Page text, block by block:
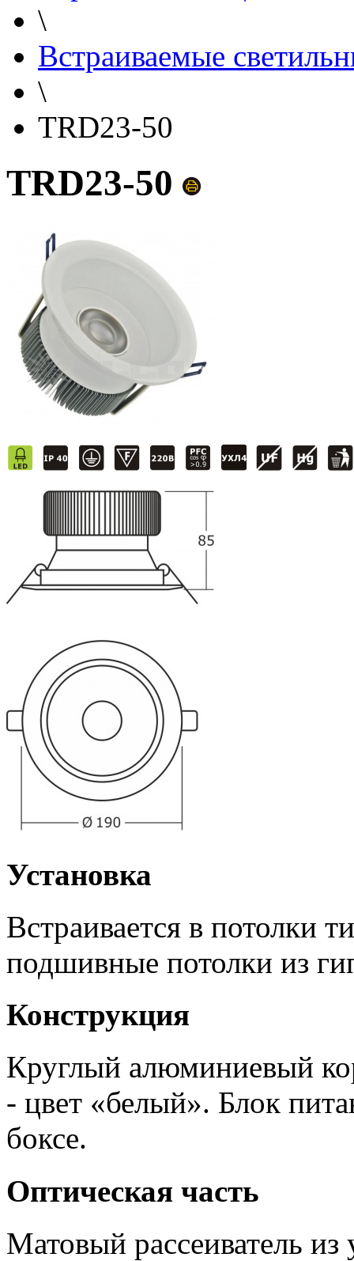
\
Встраиваемые
\
TRD23-50
TRD23-50
Установка
Встраивается в потолки
подшивные потолки из
Конструкция
Круглый алюминиевый
- цвет «белый». Блок
боксе.
Оптическая часть
Матовый рассеиватель из